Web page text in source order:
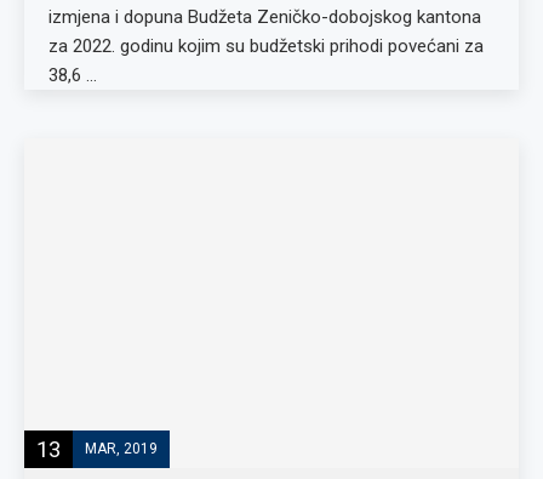
izmjena i dopuna Budžeta Zeničko-dobojskog kantona
za 2022. godinu kojim su budžetski prihodi povećani za
38,6 …
13 MAR, 2019